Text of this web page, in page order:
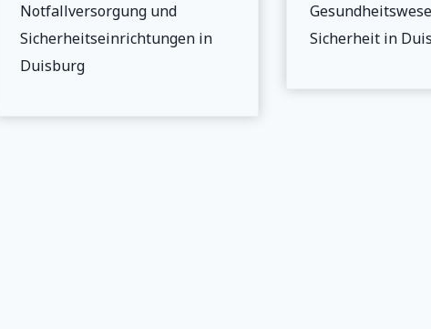
Notfallversorgung und
Sicherheitseinrichtungen in
Duisburg
Sicherheit in